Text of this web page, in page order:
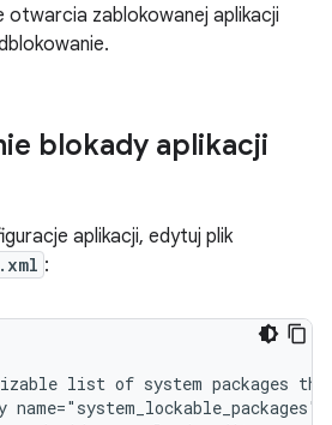
otwarcia zablokowanej aplikacji
blokady aplikacji
aplikacji, edytuj plik
:
list of system packages